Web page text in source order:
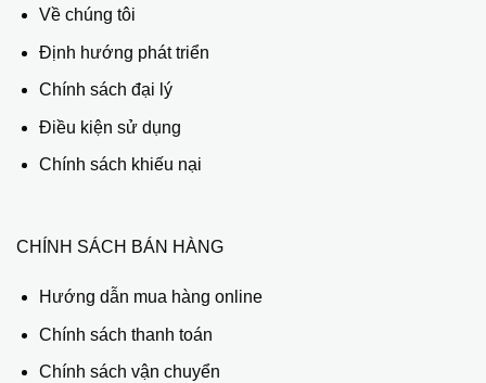
Về chúng tôi
Định hướng phát triển
Chính sách đại lý
Điều kiện sử dụng
Chính sách khiếu nại
CHÍNH SÁCH BÁN HÀNG
Hướng dẫn mua hàng online
Chính sách thanh toán
Chính sách vận chuyển